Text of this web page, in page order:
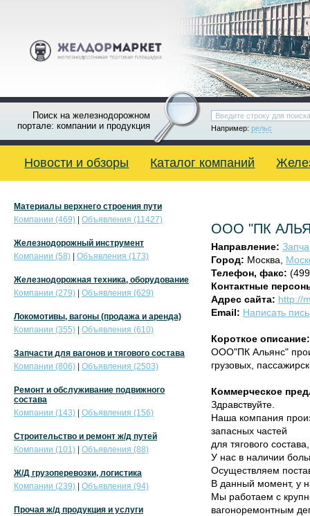
Поиск на железнодорожном
портале: компании и продукция
Например: рельс
Новости и обзоры Каталог компаний
ООО "ПК
Направление:
Город: Москва,
Телефон, факс:
Контактные
Адрес сайта: http://
Email: Написать
Короткое описание:
ООО"ПК Альянс"
грузовых,
Коммерческое
Здравствуйте.
Наша компания
запасных частей
для тягового
У нас в наличии
Осуществляем
В данный момент, у
Мы работаем с
вагоноремонтным
Материалы верхнего строения пути
Компании (469)
Объявления (11427)
Железнодорожный инструмент
Компании (58)
Объявления (173)
Железнодорожная техника, оборудование
Компании (279)
Объявления (629)
Локомотивы, вагоны (продажа и аренда)
Компании (355)
Объявления (610)
Запчасти для вагонов и тягового состава
Компании (806)
Объявления (2503)
Ремонт и обслуживание подвижного
состава
Компании (143)
Объявления (156)
Строительство и ремонт ж/д путей
Компании (101)
Объявления (88)
Ж/Д грузоперевозки, логистика
Компании (239)
Объявления (94)
Прочая ж/д продукция и услуги